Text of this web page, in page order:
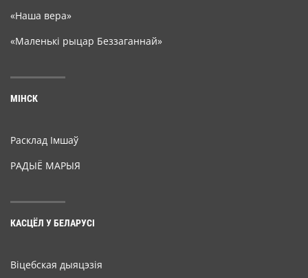
«Наша вера»
«Маленькі рыцар Беззаганнай»
МІНСК
Расклад Імшаў
РАДЫЁ МАРЫЯ
КАСЦЁЛ У БЕЛАРУСІ
Віцебская дыяцэзія